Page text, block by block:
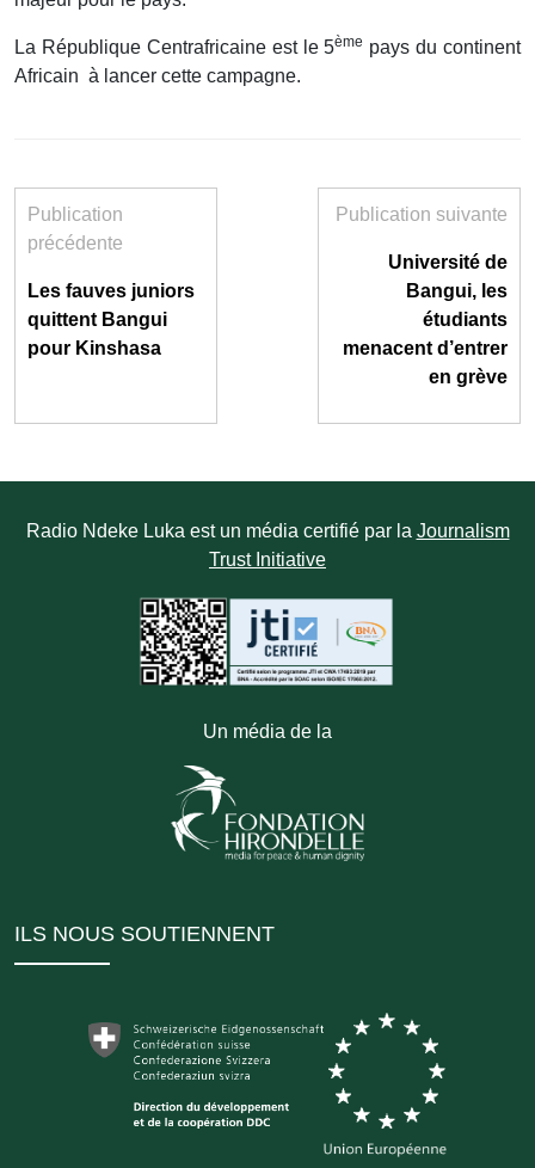
La République Centrafricaine est le 5ème pays du continent
Africain à lancer cette campagne.
Publication
précédente
Les fauves juniors
quittent Bangui
pour Kinshasa
Publication suivante
Université de
Bangui, les
étudiants
menacent d’entrer
en grève
Radio Ndeke Luka est un média certifié par la Journalism
Trust Initiative
Un média de la
ILS NOUS SOUTIENNENT